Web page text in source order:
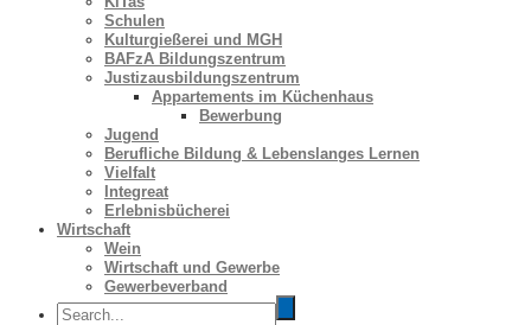
Schulen
Kulturgießerei und MGH
BAFzA Bildungszentrum
Justizausbildungszentrum
Appartements im Küchenhaus
Bewerbung
Jugend
Berufliche Bildung & Lebenslanges Lernen
Vielfalt
Integreat
Erlebnisbücherei
Wirtschaft
Wein
Wirtschaft und Gewerbe
Gewerbeverband